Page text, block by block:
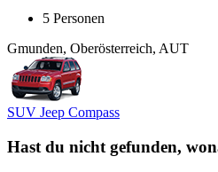
5 Personen
Gmunden, Oberösterreich, AUT
SUV Jeep Compass
Hast du nicht gefunden,